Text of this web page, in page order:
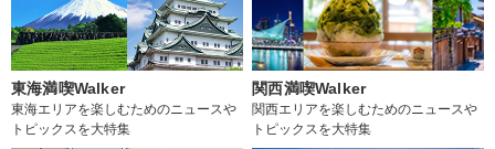
東海満喫Walker
東海エリアを楽しむためのニュースや
トピックスを大特集
関西満喫Walker
関西エリアを楽しむためのニュースや
トピックスを大特集